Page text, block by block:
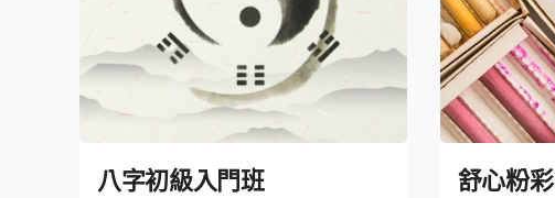
八字初級入門班 舒心粉彩